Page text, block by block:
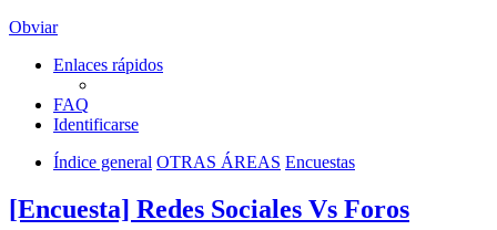
Obviar
Enlaces rápidos
FAQ
Identificarse
Índice general OTRAS ÁREAS Encuestas
[Encuesta] Redes Sociales Vs Foros